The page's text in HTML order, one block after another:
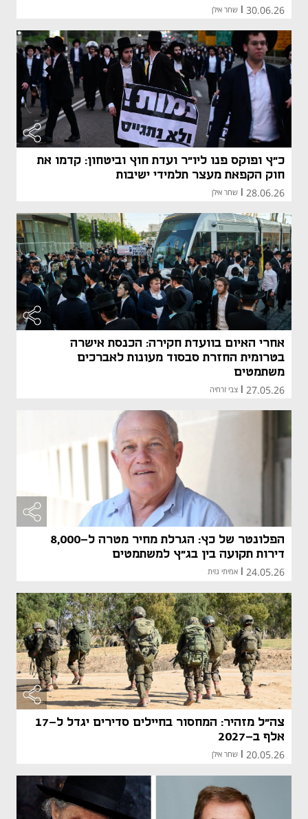
30.06.26 שחר אילן
כ"ץ ופוקס פנו ליו"ר ועדת חוץ וביטחון: קדמו את
חוק הקפאת מעצר תלמידי ישיבות
28.06.26
| שחר אילן
אחרי האיום בוועדת חקירה: הכנסת אישרה
בטרומית החזרת סבסוד מעונות לאברכים
משתמטים
27.05.26
| צבי זרחיה
הפלונטר של כץ: הגרלת מחיר מטרה ל-8,000
דירות תקועה בין בג"ץ למשתמטים
24.05.26 אמיתי גזית
צה"ל מזהיר: המחסור בחיילים סדירים יגדל ל-17
אלף ב-2027
20.05.26 שחר אילן